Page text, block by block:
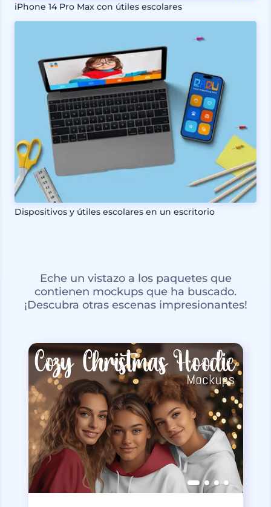
iPhone 14 Pro Max con útiles escolares
Dispositivos y útiles escolares en un escritorio
Eche un vistazo a los paquetes que
contienen mockups que ha buscado.
¡Descubra otras escenas impresionantes!